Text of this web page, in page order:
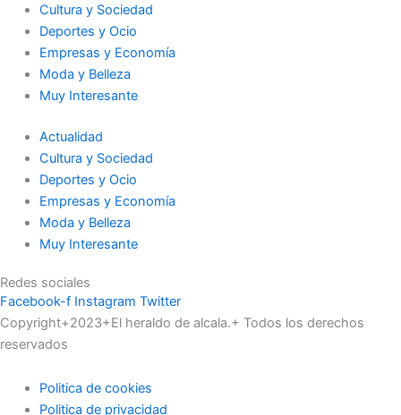
Cultura y Sociedad
Deportes y Ocio
Empresas y Economía
Moda y Belleza
Muy Interesante
Actualidad
Cultura y Sociedad
Deportes y Ocio
Empresas y Economía
Moda y Belleza
Muy Interesante
Redes sociales
Facebook-f Instagram Twitter
Copyright+2023+El heraldo de alcala.+ Todos los derechos
reservados
Politica de cookies
Politica de privacidad